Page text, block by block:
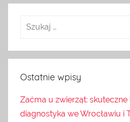
Ostatnie wpisy
Zaćma u zwierząt: skuteczne
diagnostyka we Wrocławiu i